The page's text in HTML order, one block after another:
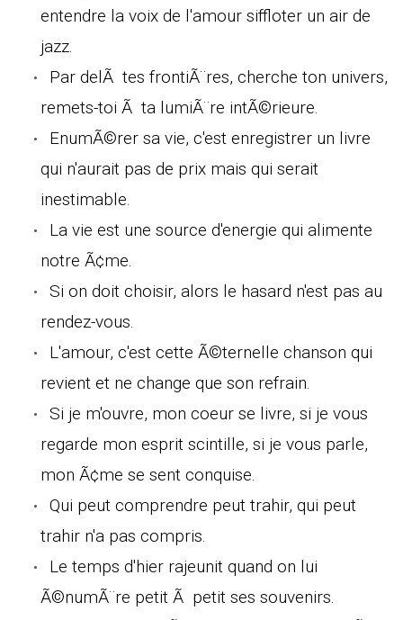
entendre la voix de l'amour siffloter un air de
jazz.
Par delÃ tes frontiÃ¨res, cherche ton univers,
remets-toi Ã ta lumiÃ¨re intÃ©rieure.
EnumÃ©rer sa vie, c'est enregistrer un livre
qui n'aurait pas de prix mais qui serait
inestimable.
La vie est une source d'energie qui alimente
notre Ã¢me.
Si on doit choisir, alors le hasard n'est pas au
rendez-vous.
L'amour, c'est cette Ã©ternelle chanson qui
revient et ne change que son refrain.
Si je m'ouvre, mon coeur se livre, si je vous
regarde mon esprit scintille, si je vous parle,
mon Ã¢me se sent conquise.
Qui peut comprendre peut trahir, qui peut
trahir n'a pas compris.
Le temps d'hier rajeunit quand on lui
Ã©numÃ¨re petit Ã petit ses souvenirs.